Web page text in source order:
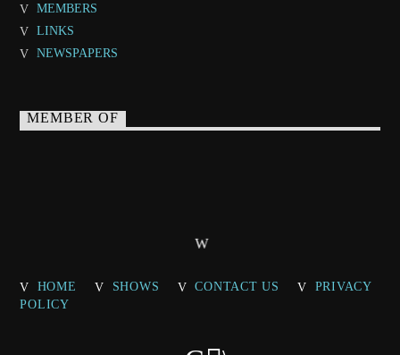
MEMBERS
LINKS
NEWSPAPERS
MEMBER OF
HOME SHOWS CONTACT US
PRIVACY
POLICY